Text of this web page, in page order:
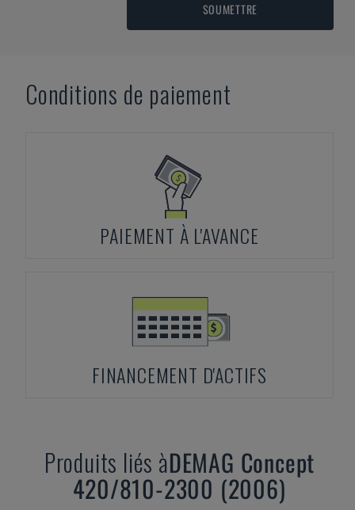
SOUMETTRE
Conditions de paiement
PAIEMENT À L'AVANCE
FINANCEMENT D'ACTIFS
Produits liés àDEMAG Concept
420/810-2300 (2006)